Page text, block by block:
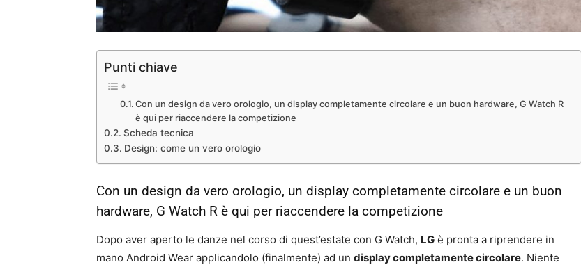
Punti chiave
Con un design da vero orologio, un display completamente circolare e un buon hardware, G Watch R
è qui per riaccendere la competizione
Scheda tecnica
Design: come un vero orologio
Con un design da vero orologio, un display completamente circolare e un buon
hardware, G Watch R è qui per riaccendere la competizione
Dopo aver aperto le danze nel corso di quest’estate con G Watch, LG è pronta a riprendere in
mano Android Wear applicandolo (finalmente) ad un display completamente circolare. Niente